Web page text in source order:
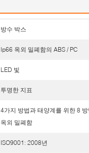
방수 박스
Ip66 옥외 밀폐함의 ABS / PC
LED 빛
투명한 지표
4가지 방법과 태양계를 위한 8
옥외 밀폐함
ISO9001: 2008년